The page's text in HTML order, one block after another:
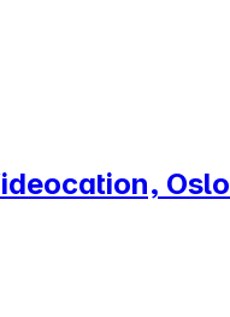
Oslo